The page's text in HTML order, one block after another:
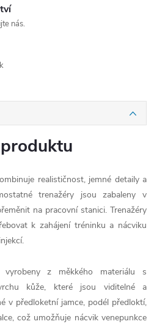
nás.
realističnost, jemné detaily a
trenažéry jsou zabaleny v
na pracovní stanici. Trenažéry
k zahájení tréninku a nácviku
z měkkého materiálu s
kůže, které jsou viditelné a
v předloketní jamce, podél předloktí,
což umožňuje nácvik venepunkce